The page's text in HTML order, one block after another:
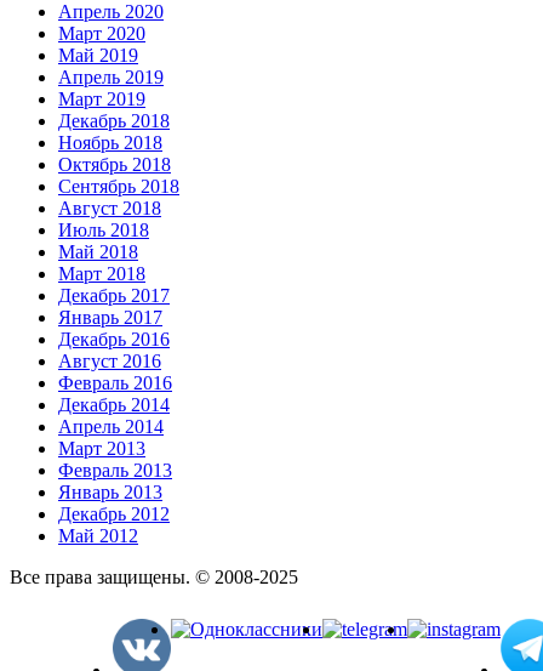
Апрель 2020
Март 2020
Май 2019
Апрель 2019
Март 2019
Декабрь 2018
Ноябрь 2018
Октябрь 2018
Сентябрь 2018
Август 2018
Июль 2018
Май 2018
Март 2018
Декабрь 2017
Январь 2017
Декабрь 2016
Август 2016
Февраль 2016
Декабрь 2014
Апрель 2014
Март 2013
Февраль 2013
Январь 2013
Декабрь 2012
Май 2012
Все права защищены. © 2008-2025